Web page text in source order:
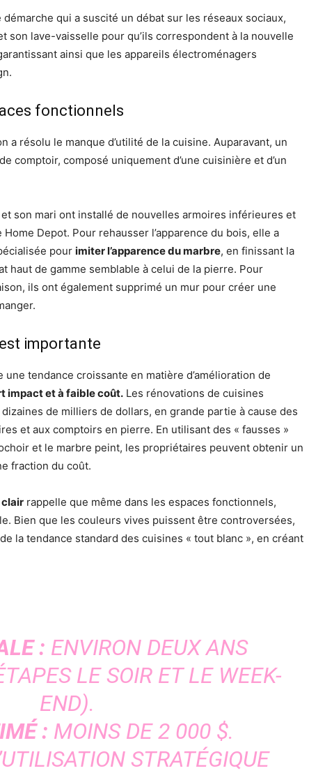
démarche qui a suscité un débat sur les réseaux sociaux,
son lave-vaisselle pour qu’ils correspondent à la nouvelle
ainsi que les appareils électroménagers
fonctionnels
a résolu le manque d’utilité de la cuisine. Auparavant, un
comptoir, composé uniquement d’une cuisinière et d’un
son mari ont installé de nouvelles armoires inférieures et
Depot. Pour rehausser l’apparence du bois, elle a
pour imiter l’apparence du marbre, en finissant la
haut de gamme semblable à celui de la pierre. Pour
ils ont également supprimé un mur pour créer une
importante
tendance croissante en matière d’amélioration de
impact et à faible coût. Les rénovations de cuisines
de milliers de dollars, en grande partie à cause des
et aux comptoirs en pierre. En utilisant des « fausses »
et le marbre peint, les propriétaires peuvent obtenir un
fraction du coût.
clair rappelle que même dans les espaces fonctionnels,
Bien que les couleurs vives puissent être controversées,
la tendance standard des cuisines « tout blanc », en créant
: ENVIRON DEUX ANS
LE SOIR ET LE WEEK-
END).
: MOINS DE 2 000 $.
STRATÉGIQUE